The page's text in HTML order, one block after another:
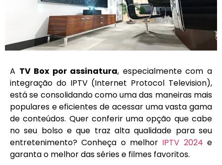
A TV Box por assinatura, especialmente com a
integração do IPTV (Internet Protocol Television),
está se consolidando como uma das maneiras mais
populares e eficientes de acessar uma vasta gama
de conteúdos. Quer conferir uma opção que cabe
no seu bolso e que traz alta qualidade para seu
entretenimento? Conheça o melhor IPTV 2024 e
garanta o melhor das séries e filmes favoritos.